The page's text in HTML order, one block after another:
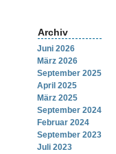
Archiv
Juni 2026
März 2026
September 2025
April 2025
März 2025
September 2024
Februar 2024
September 2023
Juli 2023